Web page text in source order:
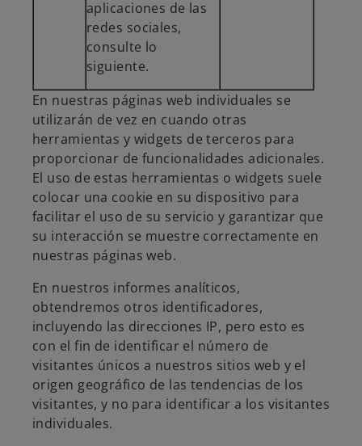
aplicaciones de las
redes sociales,
consulte lo
siguiente.
En nuestras páginas web individuales se
utilizarán de vez en cuando otras
herramientas y widgets de terceros para
proporcionar de funcionalidades adicionales.
El uso de estas herramientas o widgets suele
colocar una cookie en su dispositivo para
facilitar el uso de su servicio y garantizar que
su interacción se muestre correctamente en
nuestras páginas web.
En nuestros informes analíticos,
obtendremos otros identificadores,
incluyendo las direcciones IP, pero esto es
con el fin de identificar el número de
visitantes únicos a nuestros sitios web y el
origen geográfico de las tendencias de los
visitantes, y no para identificar a los visitantes
individuales.